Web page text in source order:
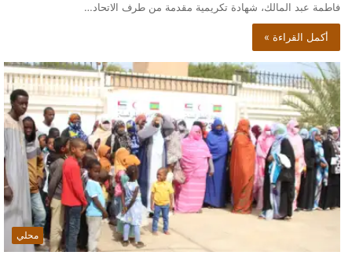
فاطمة عبد المالك، شهادة تكريمية مقدمة من طرف الاتحاد…
أكمل القراءة »
محلي